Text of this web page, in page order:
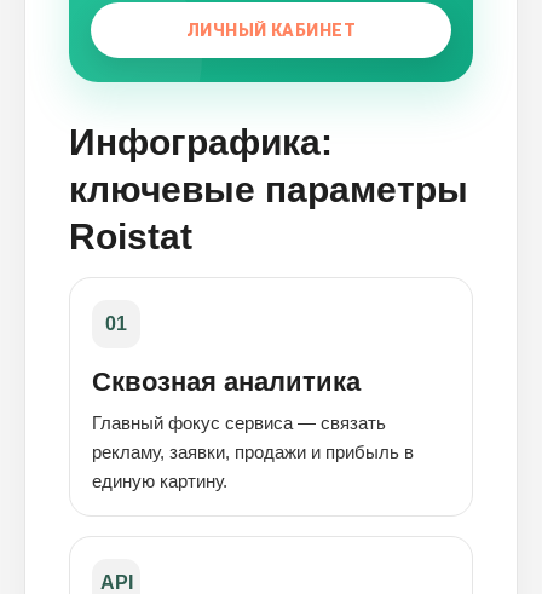
ЛИЧНЫЙ КАБИНЕТ
Инфографика:
ключевые параметры
Roistat
01
Сквозная аналитика
Главный фокус сервиса — связать
рекламу, заявки, продажи и прибыль в
единую картину.
API